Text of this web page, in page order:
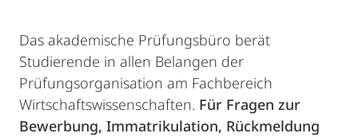
Das akademische Prüfungsbüro berät
Studierende in allen Belangen der
Prüfungsorganisation am Fachbereich
Wirtschaftswissenschaften. Für Fragen zur
Bewerbung, Immatrikulation, Rückmeldung